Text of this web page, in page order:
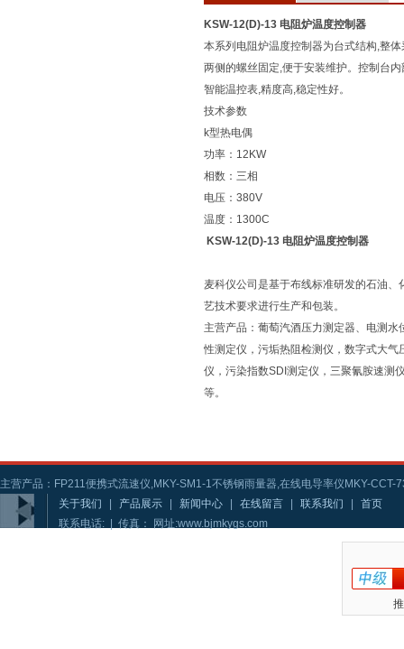
KSW-12(D)-13 电阻炉温度控制器
本系列电阻炉温度控制器为台式结构,整
两侧的螺丝固定,便于安装维护。控制台
智能温控表,精度高,稳定性好。
技术参数
k型热电偶
功率：12KW
相数：三相
电压：380V
温度：1300C
KSW-12(D)-13 电阻炉温度控制器
麦科仪公司是基于布线标准研发的石油
艺技术要求进行生产和包装。
主营产品：葡萄汽酒压力测定器、电测
性测定仪，污垢热阻检测仪，数字式大
仪，污染指数SDI测定仪，三聚氰胺速测
等。
主营产品：FP211便携式流速仪,MKY-SM1-1不锈钢雨量器,在线电导率仪MKY-CCT-
关于我们
产品展示 新闻中心 在线留言 联系我们
首页
联系电话: | 传真： 网址:www.bjmkygs.com